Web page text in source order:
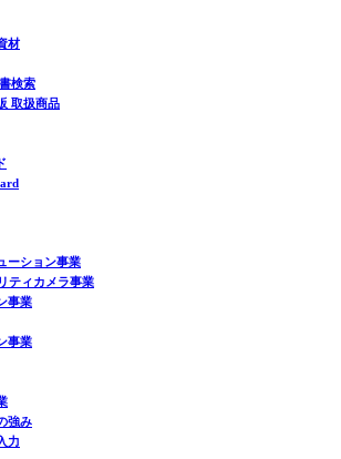
材
検索
取扱商品
ーション事業
ティカメラ事業
事業
事業
強み
力